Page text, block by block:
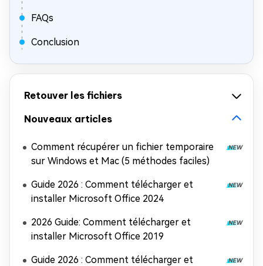
FAQs
Conclusion
Retouver les fichiers
Nouveaux articles
Comment récupérer un fichier temporaire
sur Windows et Mac (5 méthodes faciles)
Guide 2026 : Comment télécharger et
installer Microsoft Office 2024
2026 Guide: Comment télécharger et
installer Microsoft Office 2019
Guide 2026 : Comment télécharger et